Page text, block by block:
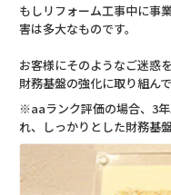
もしリフォーム工事中に事
害は多大なものです。
お客様にそのようなご迷惑
財務基盤の強化に取り組んで
※aaランク評価の場合、3
れ、しっかりとした財務基